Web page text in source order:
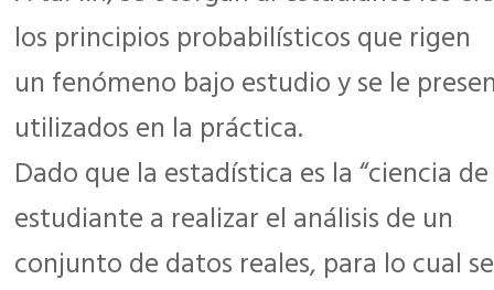
los principios probabilísticos que rigen
un fenómeno bajo estudio y se le
utilizados en la práctica.
Dado que la estadística es la “ciencia
estudiante a realizar el análisis de un
conjunto de datos reales, para lo cual